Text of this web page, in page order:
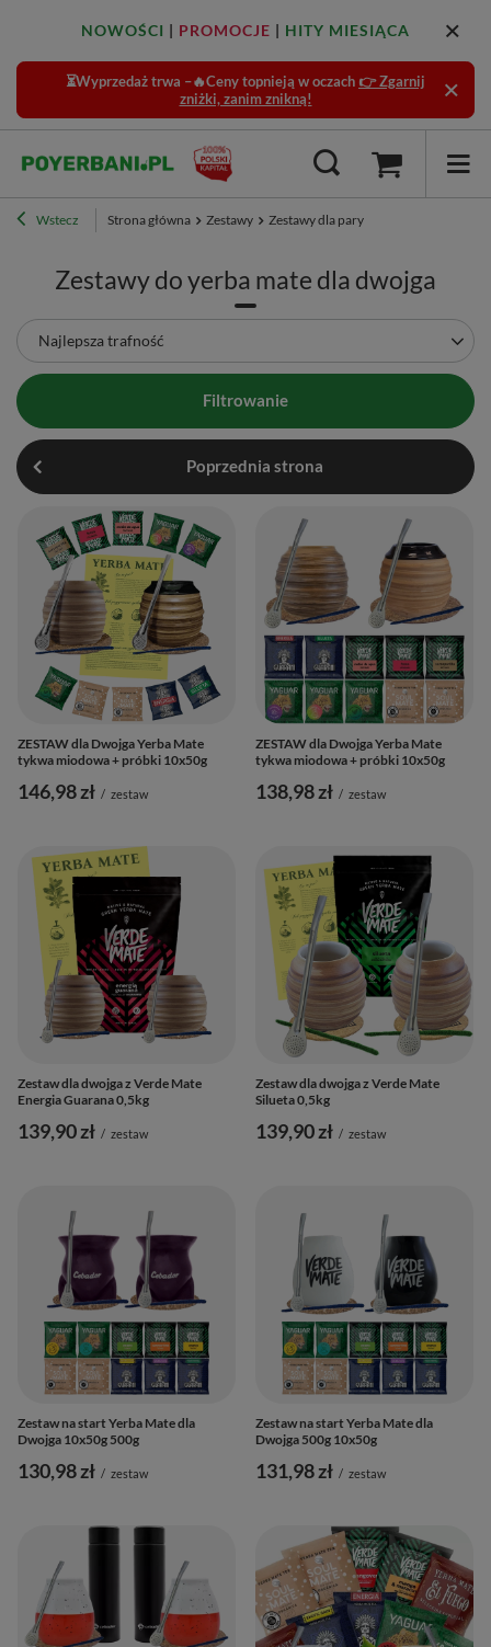
NOWOŚCI | PROMOCJE | HITY MIESIĄCA
⏳Wyprzedaż trwa –🔥Ceny topnieją w oczach 👉 Zgarnij
zniżki, zanim znikną!
Wstecz Strona główna Zestawy Zestawy dla pary
Zestawy do yerba mate dla dwojga
Zmień sortowanie
Najlepsza trafność
Filtrowanie
Poprzednia strona
ZESTAW dla Dwojga Yerba Mate
tykwa miodowa + próbki 10x50g
146,98 zł / zestaw
ZESTAW dla Dwojga Yerba Mate
tykwa miodowa + próbki 10x50g
138,98 zł / zestaw
Zestaw dla dwojga z Verde Mate
Energia Guarana 0,5kg
139,90 zł / zestaw
Zestaw dla dwojga z Verde Mate
Silueta 0,5kg
139,90 zł / zestaw
Zestaw na start Yerba Mate dla
Dwojga 10x50g 500g
130,98 zł / zestaw
Zestaw na start Yerba Mate dla
Dwojga 500g 10x50g
131,98 zł / zestaw